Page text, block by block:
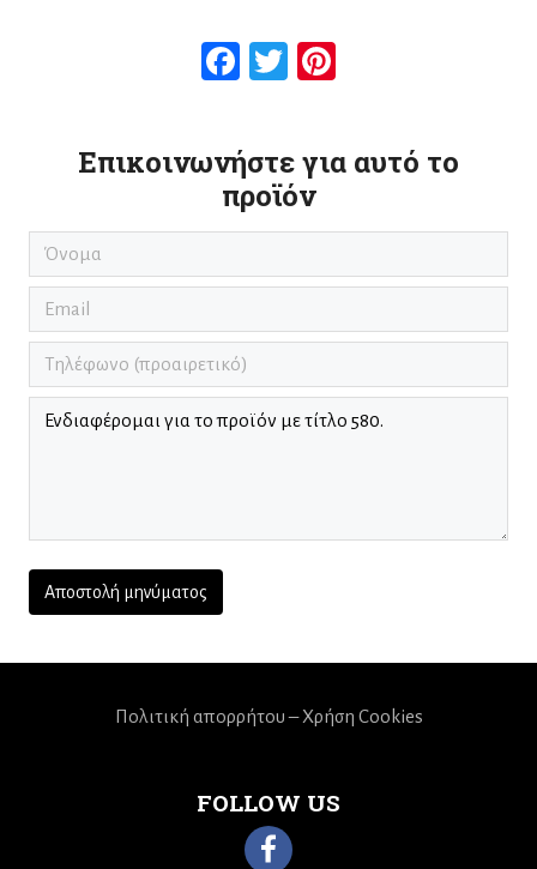
Facebook
Twitter
Επικοινωνήστε για αυτό το
προϊόν
FOLLOW US
Πολιτική απορρήτου – Χρήση Cookies